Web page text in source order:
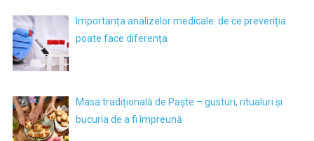
Importanța analizelor medicale: de ce prevenția
poate face diferența
Masa tradițională de Paște – gusturi, ritualuri și
bucuria de a fi împreună